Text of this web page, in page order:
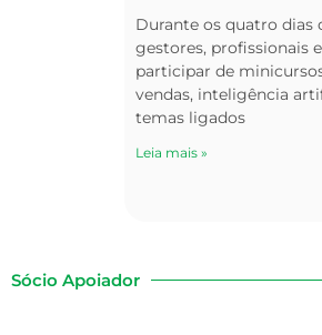
Durante os quatro dias
gestores, profissionais
participar de
vendas, inteligência
temas ligados
Leia mais »
Sócio Apoiador